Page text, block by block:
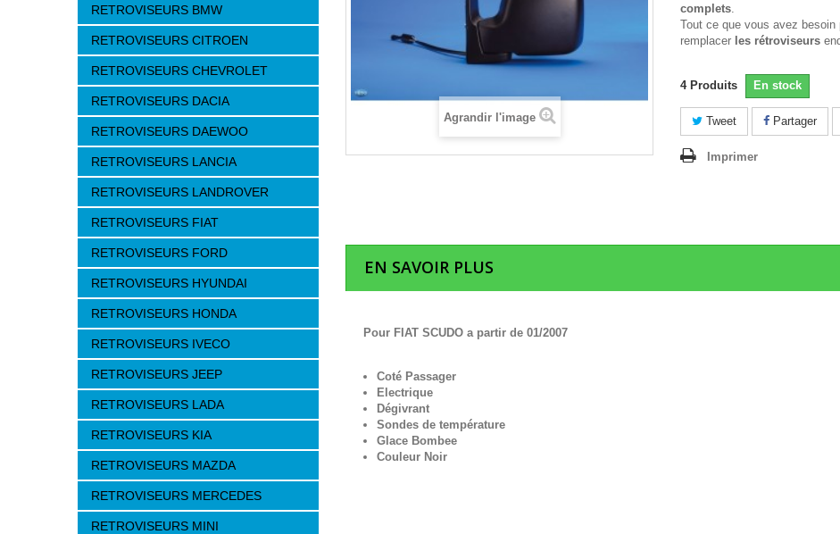
RETROVISEURS BMW
RETROVISEURS CITROEN
RETROVISEURS CHEVROLET
RETROVISEURS DACIA
RETROVISEURS DAEWOO
RETROVISEURS LANCIA
RETROVISEURS LANDROVER
RETROVISEURS FIAT
RETROVISEURS FORD
RETROVISEURS HYUNDAI
RETROVISEURS HONDA
RETROVISEURS IVECO
RETROVISEURS JEEP
RETROVISEURS LADA
RETROVISEURS KIA
RETROVISEURS MAZDA
RETROVISEURS MERCEDES
RETROVISEURS MINI
Agrandir l'image
complets.
Tout ce que vous avez besoin
remplacer les rétroviseurs
4 Produits En stock
Tweet Partager
Imprimer
EN SAVOIR PLUS
Pour FIAT SCUDO a partir de 01/2007
Coté Passager
Electrique
Dégivrant
Sondes de température
Glace Bombee
Couleur Noir